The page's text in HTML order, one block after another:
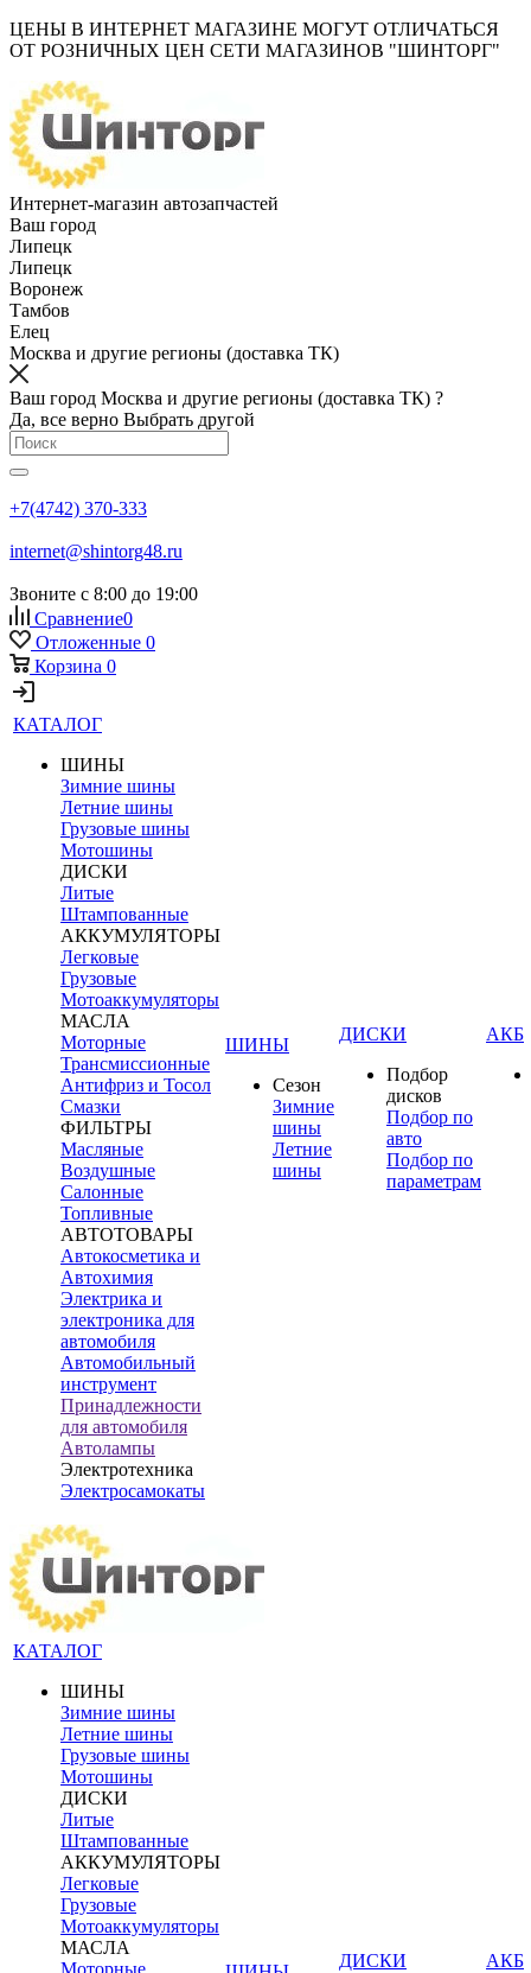
ЦЕНЫ В ИНТЕРНЕТ МАГАЗИНЕ МОГУТ ОТЛИЧАТЬСЯ
ОТ РОЗНИЧНЫХ ЦЕН СЕТИ МАГАЗИНОВ "ШИНТОРГ"
Интернет-магазин автозапчастей
Ваш город
Липецк
Липецк
Воронеж
Тамбов
Елец
Москва и другие регионы (доставка ТК)
Ваш город Москва и другие регионы (доставка ТК) ?
Да, все верно Выбрать другой
+7(4742) 370-333
internet@shintorg48.ru
Звоните с 8:00 до 19:00
Сравнение0
Отложенные 0
Корзина 0
КАТАЛОГ
ШИНЫ
Зимние шины
Летние шины
Грузовые шины
Мотошины
ДИСКИ
Литые
Штампованные
АККУМУЛЯТОРЫ
Легковые
Грузовые
Мотоаккумуляторы
МАСЛА
Моторные
Трансмиссионные
Антифриз и Тосол
Смазки
ФИЛЬТРЫ
Масляные
Воздушные
Салонные
Топливные
АВТОТОВАРЫ
Автокосметика и
Автохимия
Электрика и
электроника для
автомобиля
Автомобильный
инструмент
Принадлежности
для автомобиля
Автолампы
Электротехника
Электросамокаты
ШИНЫ
Сезон
Зимние
шины
Летние
шины
ДИСКИ
Подбор
дисков
Подбор по
авто
Подбор по
параметрам
АКБ
КАТАЛОГ
ШИНЫ
Зимние шины
Летние шины
Грузовые шины
Мотошины
ДИСКИ
Литые
Штампованные
АККУМУЛЯТОРЫ
Легковые
Грузовые
Мотоаккумуляторы
МАСЛА
Моторные
ДИСКИ
АКБ